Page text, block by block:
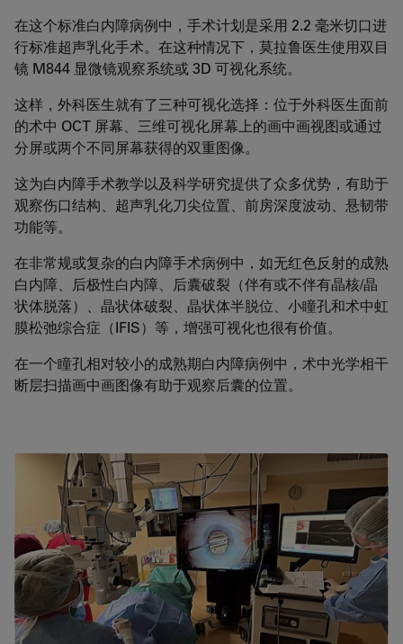
在这个标准白内障病例中，手术计划是采用 2.2 毫米切口进
行标准超声乳化手术。在这种情况下，莫拉鲁医生使用双目
镜 M844 显微镜观察系统或 3D 可视化系统。
这样，外科医生就有了三种可视化选择：位于外科医生面前
的术中 OCT 屏幕、三维可视化屏幕上的画中画视图或通过
分屏或两个不同屏幕获得的双重图像。
这为白内障手术教学以及科学研究提供了众多优势，有助于
观察伤口结构、超声乳化刀尖位置、前房深度波动、悬韧带
功能等。
在非常规或复杂的白内障手术病例中，如无红色反射的成熟
白内障、后极性白内障、后囊破裂（伴有或不伴有晶核/晶
状体脱落）、晶状体破裂、晶状体半脱位、小瞳孔和术中虹
膜松弛综合症（IFIS）等，增强可视化也很有价值。
在一个瞳孔相对较小的成熟期白内障病例中，术中光学相干
断层扫描画中画图像有助于观察后囊的位置。